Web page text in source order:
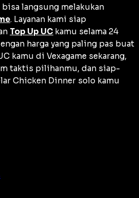
langsung melakukan
. Layanan kami siap
Top Up UC kamu selama 24
harga yang paling pas buat
kamu di Vexagame sekarang,
taktis pilihanmu, dan siap-
Chicken Dinner solo kamu